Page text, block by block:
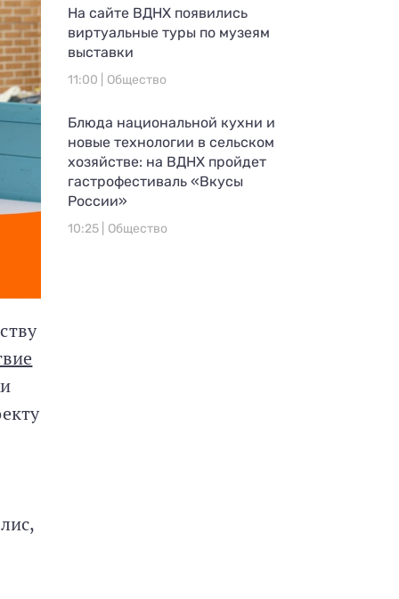
На сайте ВДНХ появились
виртуальные туры по музеям
выставки
11:00 | Общество
Блюда национальной кухни и
новые технологии в сельском
хозяйстве: на ВДНХ пройдет
гастрофестиваль «Вкусы
России»
10:25 | Общество